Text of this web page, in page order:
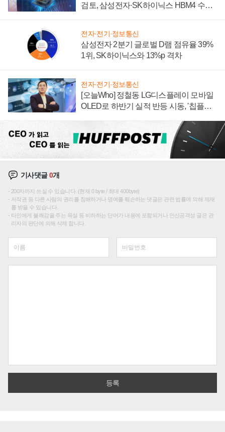
검토, 삼성전자·SK하이닉스 HBM4 수율
전자·전기·정보통신
삼성전자 2분기 글로벌 D램 점유율 39%
1위, SK하이닉스와 13%p 격차
전자·전기·정보통신
[오늘Who] 정철동 LG디스플레이 모바일
OLED로 하반기 실적 반등 시동, '칩플레
기사댓글0개
200자까지 쓰실 수 있습니다. (현재 0 byte / 최대 400byte)
저작권 등 다른 사람의 권리를 침해하거나 명예를 훼손하는 댓글은 관련 법률에 의해 제재
를 받을 수 있습니다.
타인에게 불쾌감을 주는 욕설 등 비하하는 단어가 내용에 포함되거나 인신공격성 글은 관
리자의 판단에 의해 삭제 합니다.